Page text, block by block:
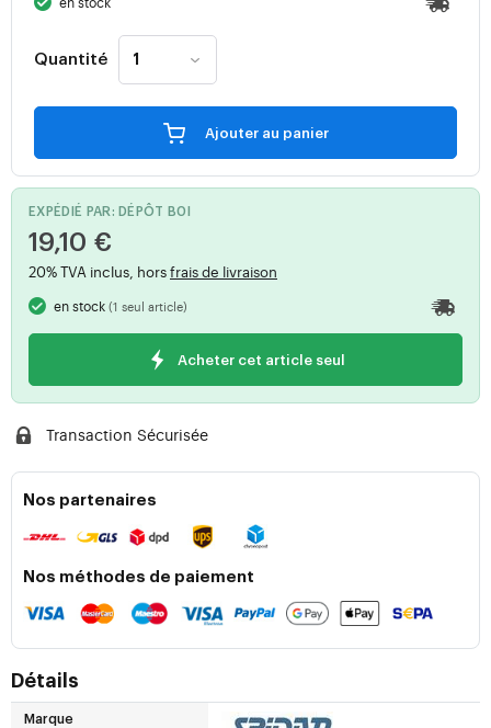
Quantité
Ajouter au panier
EXPÉDIÉ PAR: DÉPÔT B0I
19,10 €
20% TVA inclus, horsfrais de livraison
en stock(1 seul article)
Acheter cet article seul
Transaction Sécurisée
Nos partenaires
Nos méthodes de paiement
Détails
Marque